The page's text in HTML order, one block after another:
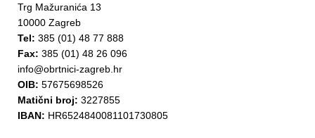
Trg Mažuranića 13
10000 Zagreb
Tel: 385 (01) 48 77 888
Fax: 385 (01) 48 26 096
info@obrtnici-zagreb.hr
OIB: 57675698526
Matični broj: 3227855
IBAN: HR6524840081101730805